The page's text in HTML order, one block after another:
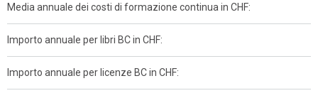
Media annuale dei costi di formazione continua in CHF:
Importo annuale per libri BC in CHF:
Importo annuale per licenze BC in CHF: